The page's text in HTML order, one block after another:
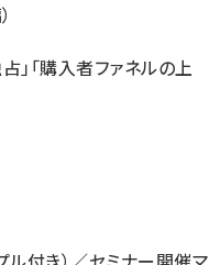
」「購入者ファネルの上